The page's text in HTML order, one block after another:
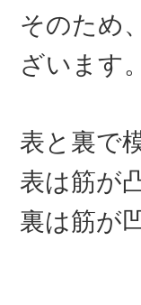
そのため
ざいます。
表と裏で
表は筋が
裏は筋が